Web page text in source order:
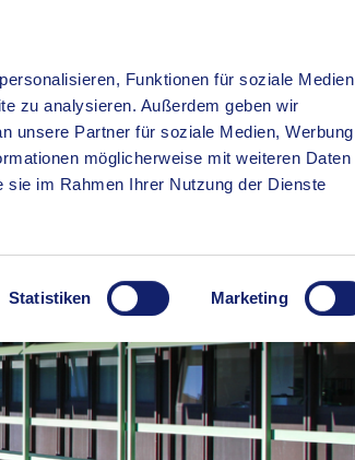
Funktionen für soziale Medien
zu analysieren. Außerdem geben wir
unsere Partner für soziale Medien, Werbung
möglicherweise mit weiteren Daten
im Rahmen Ihrer Nutzung der Dienste
Statistiken Marketing
WIRTSCHAFT BILDUNG